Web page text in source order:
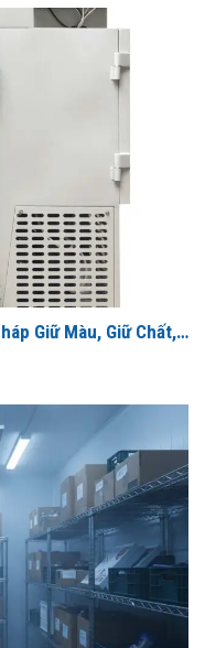
Giữ Màu, Giữ Chất,